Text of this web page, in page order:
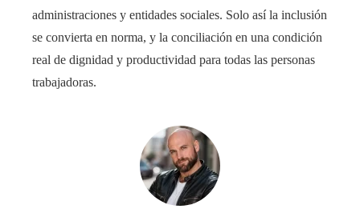
administraciones y entidades sociales. Solo así la inclusión
se convierta en norma, y la conciliación en una condición
real de dignidad y productividad para todas las personas
trabajadoras.